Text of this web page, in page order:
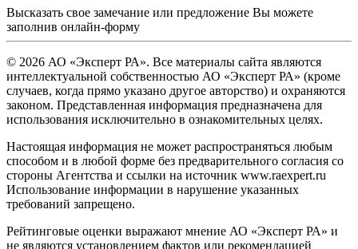
Высказать свое замечание или предложение Вы можете
заполнив онлайн-форму
© 2026 АО «Эксперт РА». Все материалы сайта являются
интеллектуальной собственностью АО «Эксперт РА» (кроме
случаев, когда прямо указано другое авторство) и охраняются
законом. Представленная информация предназначена для
использования исключительно в ознакомительных целях.
Настоящая информация не может распространяться любым
способом и в любой форме без предварительного согласия со
стороны Агентства и ссылки на источник www.raexpert.ru
Использование информации в нарушение указанных
требований запрещено.
Рейтинговые оценки выражают мнение АО «Эксперт РА» и
не являются установлением фактов или рекомендацией